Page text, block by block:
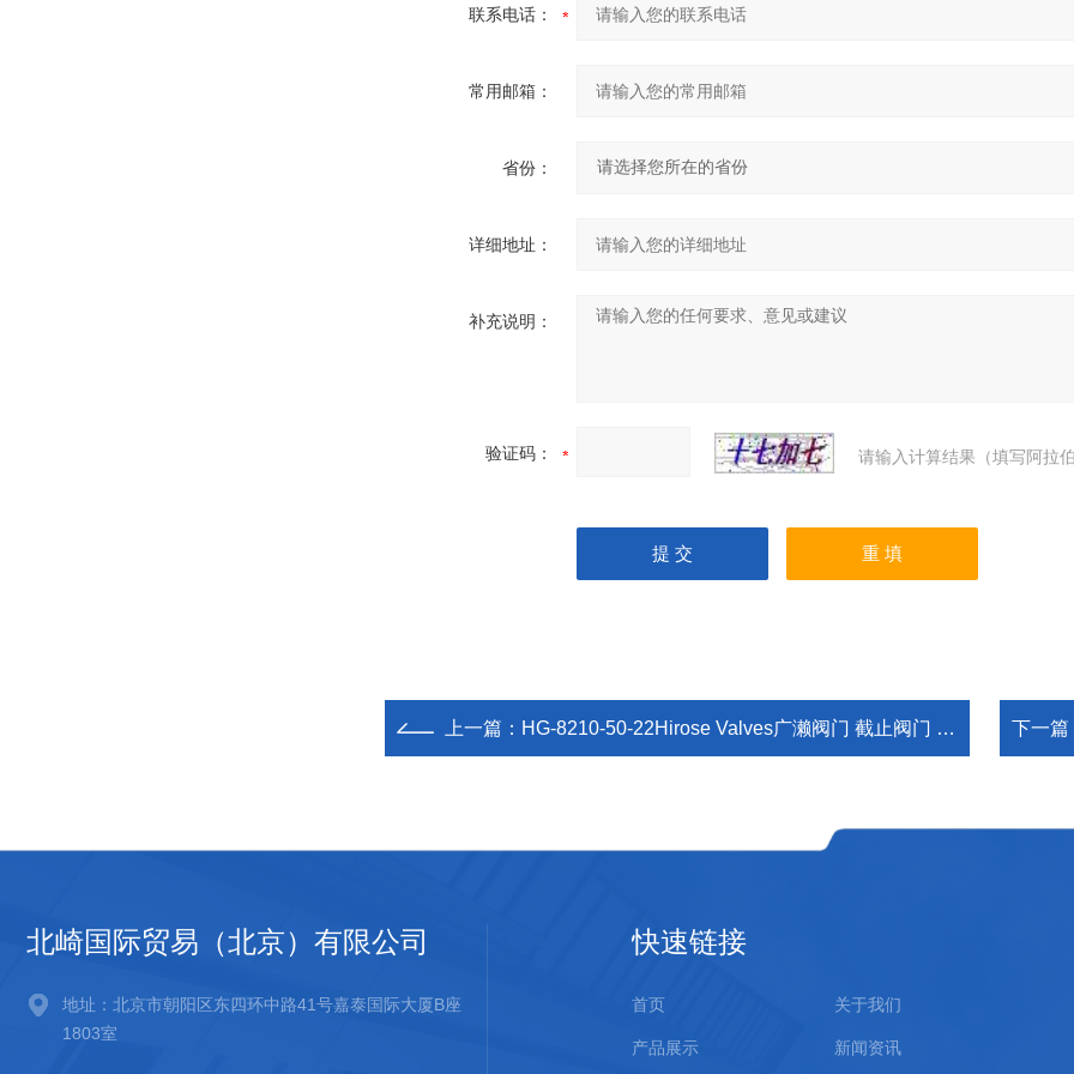
联系电话：
常用邮箱：
省份：
详细地址：
补充说明：
验证码： 请输入计算结果（填写阿拉
上一篇： HG-8210-50-22Hirose Valves广濑阀门 截止阀门 保定 下一篇
北崎国际贸易（北京）有限公司
地址：北京市朝阳区东四环中路41号嘉泰国际大厦B座
1803室
快速链接
首页 关于我们
产品展示 新闻资讯